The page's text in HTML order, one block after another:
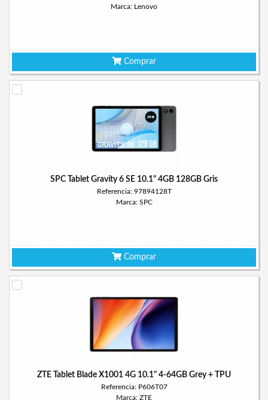
Marca: Lenovo
Comprar
SPC Tablet Gravity 6 SE 10.1" 4GB 128GB Gris
Referencia: 97894128T
Marca: SPC
Comprar
ZTE Tablet Blade X1001 4G 10.1" 4-64GB Grey + TPU
Referencia: P606T07
Marca: ZTE